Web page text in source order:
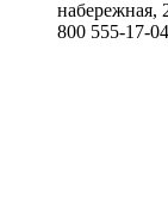
набережная,
800 555-17-04